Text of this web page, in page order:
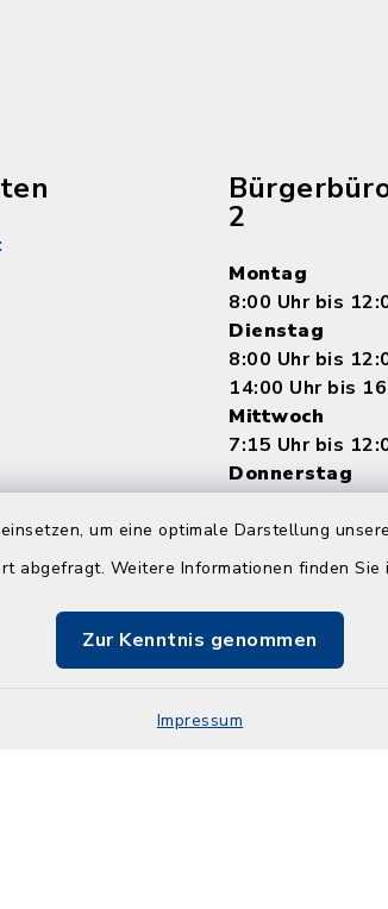
um eine optimale Darstellung
abgefragt. Weitere Informationen finden Sie
Zur Kenntnis genommen
Impressum
2
Montag
8:00 Uhr bis
Dienstag
8:00 Uhr bis
14:00 Uhr bis
Mittwoch
7:15 Uhr bis
Donnerstag
14:00 bis 18:00
Freitag